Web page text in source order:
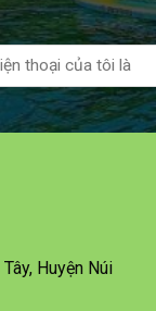
Huyện Núi